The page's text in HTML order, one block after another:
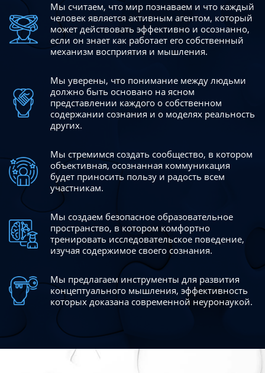
Мы считаем, что мир познаваем и что каждый
человек является активным агентом, который
может действовать эффективно и осознанно,
если он знает как работает его собственный
механизм восприятия и мышления.
Мы уверены, что понимание между людьми
должно быть основано на ясном
представлении каждого о собственном
содержании сознания и о моделях реальность
других.
Мы стремимся создать сообщество, в котором
объективная, осознанная коммуникация
будет приносить пользу и радость всем
участникам.
Мы создаем безопасное образовательное
пространство, в котором комфортно
тренировать исследовательское поведение,
изучая содержимое своего сознания.
Мы предлагаем инструменты для развития
концептуального мышления, эффективность
которых доказана современной неуронаукой.